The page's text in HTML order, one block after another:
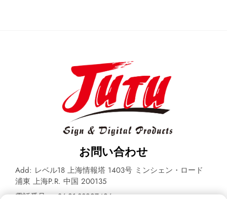
お問い合わせ
Add: レベル18 上海情報塔 1403号 ミンシェン・ロード
浦東 上海P.R. 中国 200135
電話番号：+86-21-33927426